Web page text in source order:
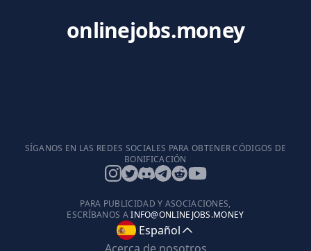
onlinejobs.money
SÍGANOS EN LAS REDES SOCIALES PARA OBTENER CÓDIGOS DE
BONIFICACIÓN
PARA PUBLICIDAD Y ASOCIACIONES,
ESCRÍBANOS AINFO@ONLINEJOBS.MONEY
Español